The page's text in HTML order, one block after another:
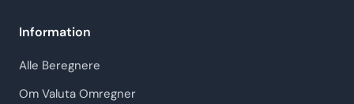
Information
Alle Beregnere
Om Valuta Omregner